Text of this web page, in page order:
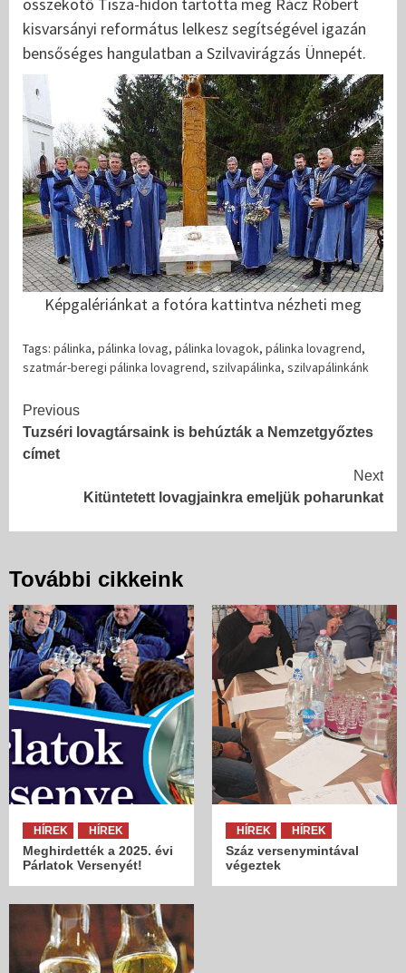
kisvarsányi református lelkesz segítségével igazán
bensőséges hangulatban a Szilvavirágzás Ünnepét.
Képgalériánkat a fotóra kattintva nézheti meg
Tags: pálinka, pálinka lovag, pálinka lovagok, pálinka lovagrend,
szatmár-beregi pálinka lovagrend, szilvapálinka, szilvapálinkánk
Continue
Reading
Previous
Tuzséri lovagtársaink is behúzták a Nemzetgyőztes
címet
Next
Kitüntetett lovagjainkra emeljük poharunkat
További cikkeink
HÍREK HÍREK
Meghirdették a 2025. évi
Párlatok Versenyét!
HÍREK HÍREK
Száz versenymintával
végeztek